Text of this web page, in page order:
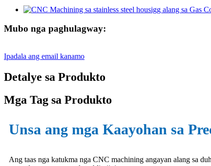
Mubo nga paghulagway:
Ipadala ang email kanamo
Detalye sa Produkto
Mga Tag sa Produkto
Unsa ang mga Kaayohan sa
Ang taas nga katukma nga CNC machining angayan alang sa